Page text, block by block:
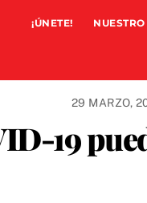
¡ÚNETE!
29 MARZO,
19